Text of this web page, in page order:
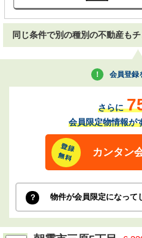
同じ条件で別の種別の不動産も
会員登録
さらに
会員限定物情報が
カンタン
物件が会員限定になって